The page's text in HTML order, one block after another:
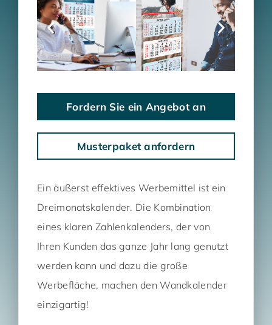
Fordern Sie ein Angebot an
Musterpaket anfordern
Ein äußerst effektives Werbemittel ist ein
Dreimonatskalender. Die Kombination
eines klaren Zahlenkalenders, der von
Ihren Kunden das ganze Jahr lang genutzt
werden kann und dazu die große
Werbefläche, machen den Wandkalender
einzigartig!